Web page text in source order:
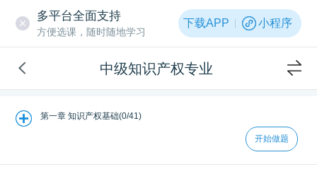
多平台全面支持
方便选课，随时随地学习
下载APP 小程序
中级知识产权专业
第一章 知识产权基础(0/41)
开始做题